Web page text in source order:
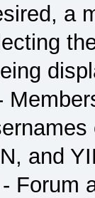
a
and
Forum